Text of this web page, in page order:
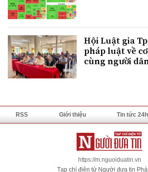
Hội Luật gia
pháp luật về
cùng người
RSS Giới thiệu Tin tức 24h
https://m.nguoiduatin.vn
Tạp chí điện tử Người đưa tin